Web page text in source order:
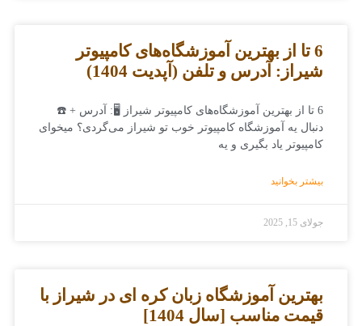
6 تا از بهترین آموزشگاه‌های کامپیوتر
شیراز: آدرس و تلفن (آپدیت 1404)
6 تا از بهترین آموزشگاه‌های کامپیوتر شیراز 🖥️: آدرس + ☎️
دنبال یه آموزشگاه کامپیوتر خوب تو شیراز می‌گردی؟ میخوای
کامپیوتر یاد بگیری و یه
بیشتر بخوانید
جولای 15, 2025
بهترین آموزشگاه زبان کره ای در شیراز با
قیمت مناسب [سال 1404]